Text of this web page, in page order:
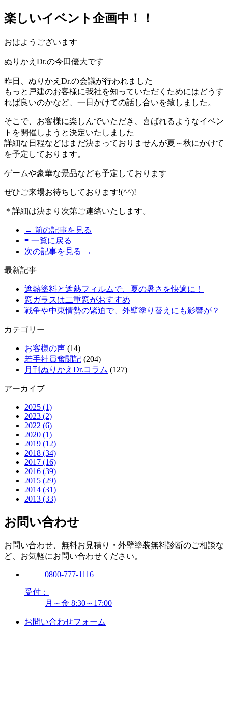
楽しいイベント企画中！！
おはようございます
ぬりかえDr.の今田優大です
昨日、ぬりかえDr.の会議が行われました
もっと戸建のお客様に我社を知っていただくためにはどうす
れば良いのかなど、一日かけての話し合いを致しました。
そこで、お客様に楽しんでいただき、喜ばれるようなイベン
トを開催しようと決定いたしました
詳細な日程などはまだ決まっておりませんが夏～秋にかけて
を予定しております。
ゲームや豪華な景品なども予定しております
ぜひご来場お待ちしております!(^^)!
＊詳細は決まり次第ご連絡いたします。
← 前の記事を見る
≡ 一覧に戻る
次の記事を見る →
最新記事
遮熱塗料と遮熱フィルムで、夏の暑さを快適に！
窓ガラスは二重窓がおすすめ
戦争や中東情勢の緊迫で、外壁塗り替えにも影響が？
カテゴリー
お客様の声 (14)
若手社員奮闘記 (204)
月刊ぬりかえDr.コラム (127)
アーカイブ
2025 (1)
2023 (2)
2022 (6)
2020 (1)
2019 (12)
2018 (34)
2017 (16)
2016 (39)
2015 (29)
2014 (31)
2013 (33)
お問い合わせ
お問い合わせ、無料お見積り・外壁塗装無料診断のご相談な
ど、お気軽にお問い合わせください。
0800-777-1116
受付：
月～金 8:30～17:00
お問い合わせフォーム